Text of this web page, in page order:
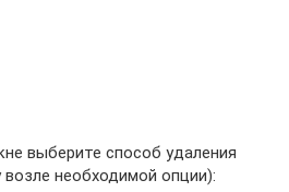
выберите способ удаления
необходимой опции):